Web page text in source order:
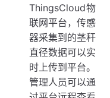
ThingsCloud物
联网平台，传感
器采集到的茎秆
直径数据可以实
时上传到平台。
管理人员可以通